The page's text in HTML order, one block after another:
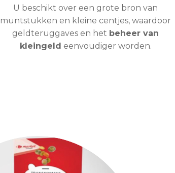
U beschikt over een grote bron van
muntstukken en kleine centjes, waardoor
geldteruggaves en het beheer van
kleingeld eenvoudiger worden.